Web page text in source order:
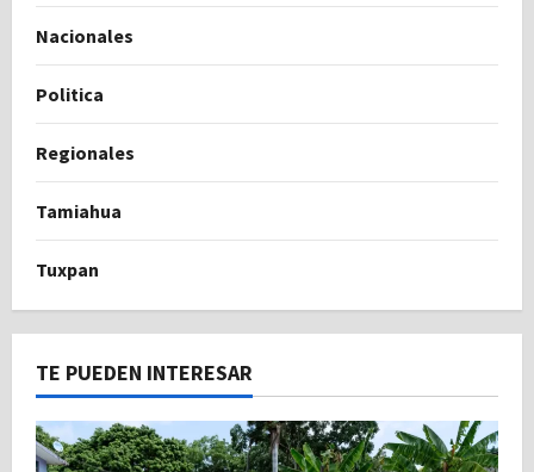
Nacionales
Politica
Regionales
Tamiahua
Tuxpan
TE PUEDEN INTERESAR